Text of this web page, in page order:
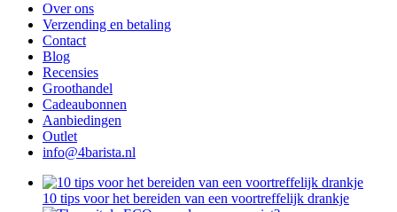
Over ons
Verzending en betaling
Contact
Blog
Recensies
Groothandel
Cadeaubonnen
Aanbiedingen
Outlet
info@4barista.nl
10 tips voor het bereiden van een voortreffelijk drankje